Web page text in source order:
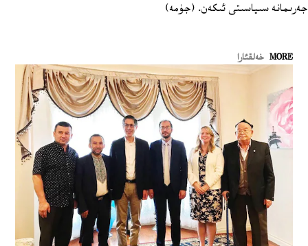
جەرىمانە سىياسىتى ئىكەن. (جۈمە)
MORE خەلقئارا